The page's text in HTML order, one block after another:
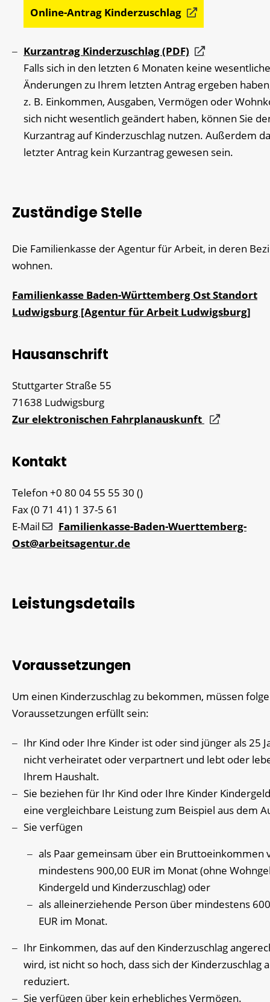
Online-Antrag Kinderzuschlag
Kurzantrag Kinderzuschlag (PDF)
Falls sich in den letzten 6 Monaten keine
Änderungen zu Ihrem letzten Antrag ergeben
z. B. Einkommen, Ausgaben, Vermögen oder
sich nicht wesentlich geändert haben, können Sie
Kurzantrag auf Kinderzuschlag nutzen. Außerdem
letzter Antrag kein Kurzantrag gewesen sein.
Zuständige Stelle
Die Familienkasse der Agentur für Arbeit, in deren
wohnen.
Familienkasse Baden-Württemberg Ost Standort
Ludwigsburg [Agentur für Arbeit Ludwigsburg]
Hausanschrift
Stuttgarter Straße 55
71638 Ludwigsburg
Zur elektronischen Fahrplanauskunft
Kontakt
Telefon +0 80 04 55 55 30 ()
Fax(0 71 41) 1 37-5 61
E-Mail
Familienkasse-Baden-Wuerttemberg-
Ost@arbeitsagentur.de
Leistungsdetails
Voraussetzungen
Um einen Kinderzuschlag zu bekommen, müssen
Voraussetzungen erfüllt sein:
Ihr Kind oder Ihre Kinder ist oder sind jünger als 25
nicht verheiratet oder verpartnert und lebt oder
Ihrem Haushalt.
Sie beziehen für Ihr Kind oder Ihre Kinder
eine vergleichbare Leistung zum Beispiel aus dem
Sie verfügen
als Paar gemeinsam über ein Bruttoeinkommen
mindestens 900,00 EUR im Monat (ohne
Kindergeld und Kinderzuschlag) oder
als alleinerziehende Person über mindestens
EUR im Monat.
Ihr Einkommen, das auf den Kinderzuschlag
wird, ist nicht so hoch, dass sich der Kinderzuschlag
reduziert.
Sie verfügen über kein erhebliches Vermögen.